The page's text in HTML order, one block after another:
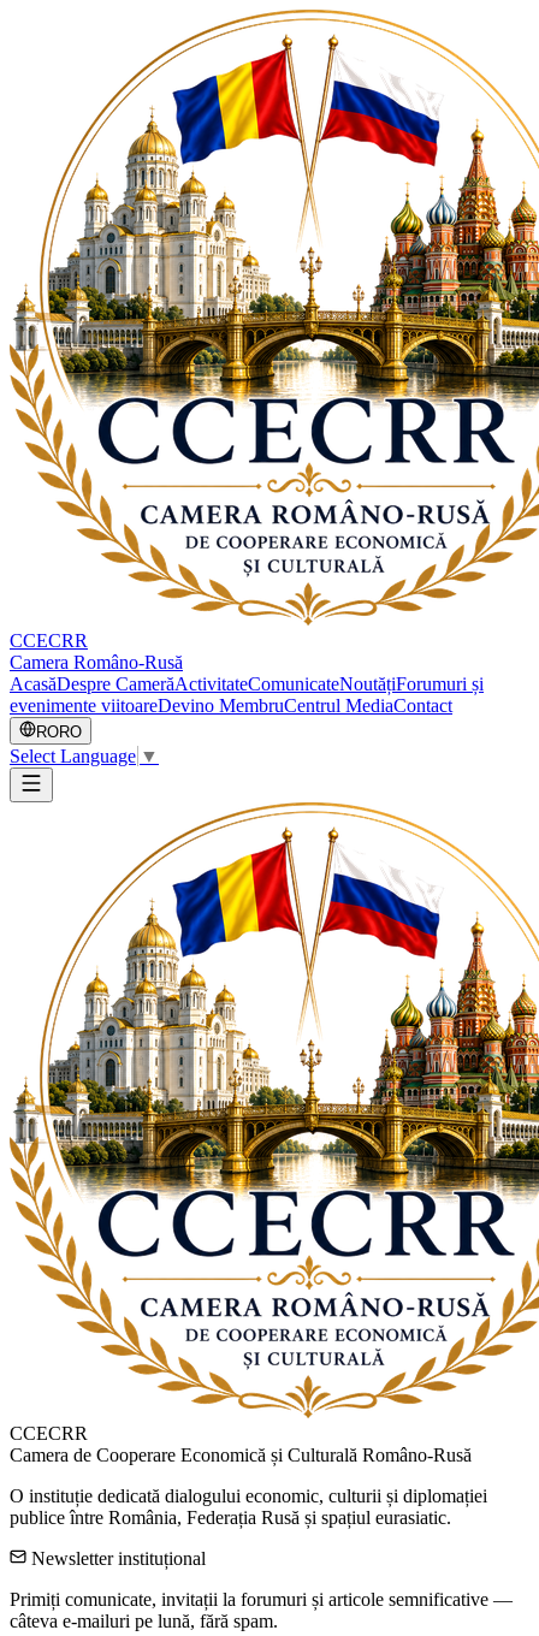
CCECRR
Camera Româno-Rusă
AcasăDespre CamerăActivitateComunicateNoutățiForumuri și
evenimente viitoareDevino MembruCentrul MediaContact
RORO
Select Language ▼
CCECRR
Camera de Cooperare Economică și Culturală Româno-Rusă
O instituție dedicată dialogului economic, culturii și diplomației
publice între România, Federația Rusă și spațiul eurasiatic.
Newsletter instituțional
Primiți comunicate, invitații la forumuri și articole semnificative —
câteva e-mailuri pe lună, fără spam.